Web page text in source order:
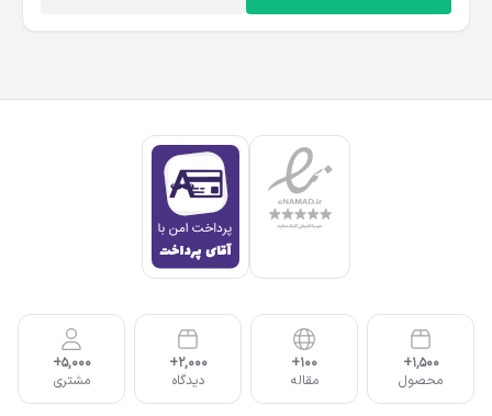
1,500+
محصول
100+
مقاله
2,000+
دیدگاه
5,000+
مشتری